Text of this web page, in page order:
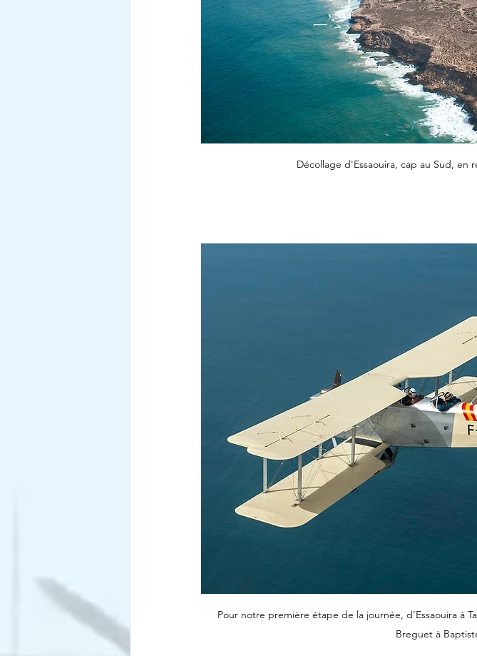
Décollage d'Essaouira, cap au Sud, en
Pour notre première étape de la journée, d’Essaouira à
Breguet à